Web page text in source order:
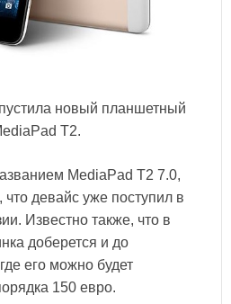
новый планшетный
T2.
MediaPad T2 7.0,
девайс уже поступил в
Известно также, что в
доберется и до
его можно будет
150 евро.